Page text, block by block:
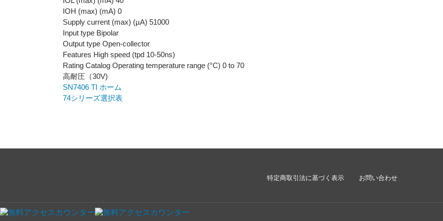
IOH (max) (mA) 0
Supply current (max) (µA) 51000
Input type Bipolar
Output type Open-collector
Features High speed (tpd 10-50ns)
Rating Catalog Operating temperature range (°C) 0 to 70
高耐圧（30V)
SN7406 TI ホーム
74シリーズ選択表
特定商取引法に基づく表示 お問い合わせ